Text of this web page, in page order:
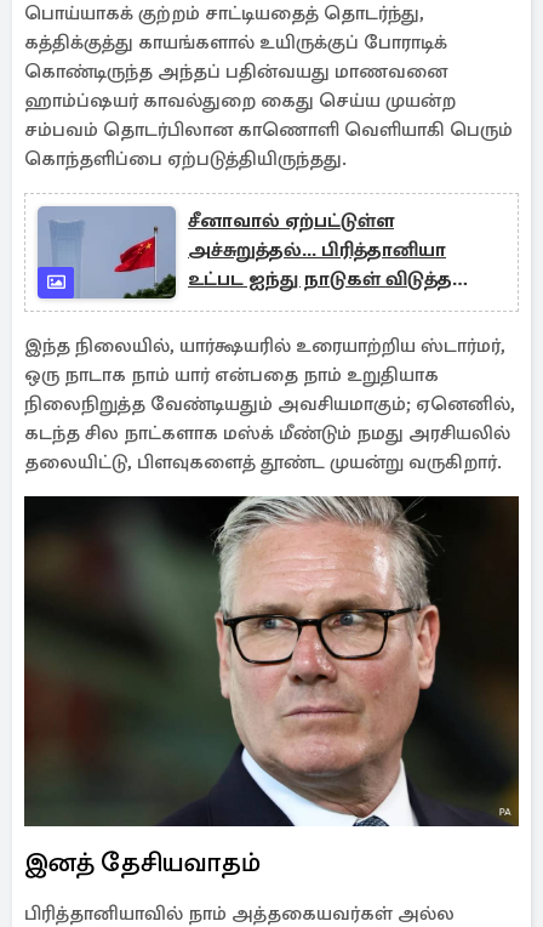
பொய்யாகக் குற்றம் சாட்டியதைத் தொடர்ந்து,
கத்திக்குத்து காயங்களால் உயிருக்குப் போராடிக்
கொண்டிருந்த அந்தப் பதின்வயது மாணவனை
ஹாம்ப்ஷயர் காவல்துறை கைது செய்ய முயன்ற
சம்பவம் தொடர்பிலான காணொளி வெளியாகி பெரும்
கொந்தளிப்பை ஏற்படுத்தியிருந்தது.
சீனாவால் ஏற்பட்டுள்ள
அச்சுறுத்தல்... பிரித்தானியா
உட்பட ஐந்து நாடுகள் விடுத்த
எச்சரிக்கை
இந்த நிலையில், யார்க்ஷயரில் உரையாற்றிய ஸ்டார்மர்,
ஒரு நாடாக நாம் யார் என்பதை நாம் உறுதியாக
நிலைநிறுத்த வேண்டியதும் அவசியமாகும்; ஏனெனில்,
கடந்த சில நாட்களாக மஸ்க் மீண்டும் நமது அரசியலில்
தலையிட்டு, பிளவுகளைத் தூண்ட முயன்று வருகிறார்.
இனத் தேசியவாதம்
பிரித்தானியாவில் நாம் அத்தகையவர்கள் அல்ல